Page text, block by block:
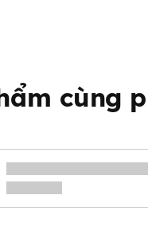
cùng